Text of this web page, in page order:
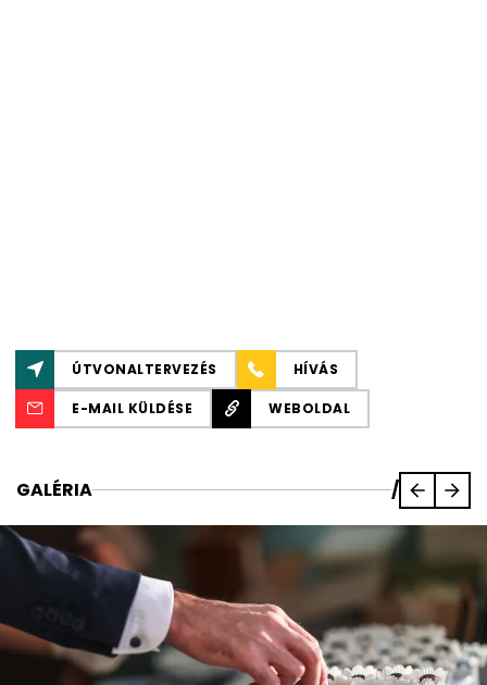
ÚTVONALTERVEZÉS HÍVÁS
E-MAIL KÜLDÉSE WEBOLDAL
GALÉRIA /